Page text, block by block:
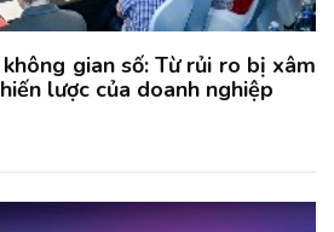
gian số: Từ rủi ro bị xâm
lược của doanh nghiệp